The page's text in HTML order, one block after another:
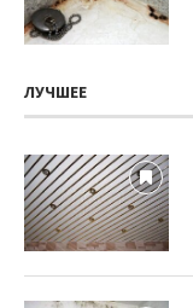
ЛУЧШЕЕ